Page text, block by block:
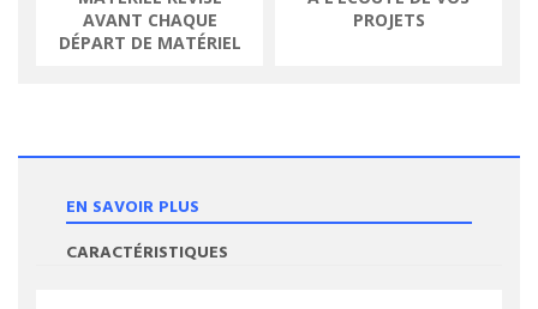
AVANT CHAQUE
DÉPART DE MATÉRIEL
PROJETS
EN SAVOIR PLUS
CARACTÉRISTIQUES